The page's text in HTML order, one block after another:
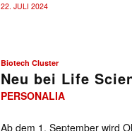
22. JULI 2024
Biotech Cluster
Neu bei Life
PERSONALIA
Ab dem 1. September wird